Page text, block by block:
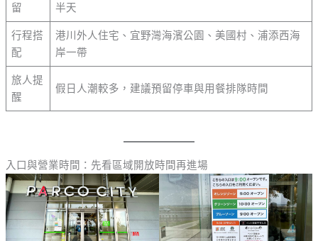
留
半天
行程搭
配
港川外人住宅、宜野灣海濱公園、美國村、浦添西海
岸一帶
旅人提
醒
假日人潮較多，建議預留停車與用餐排隊時間
入口與營業時間：先看區域開放時間再進場